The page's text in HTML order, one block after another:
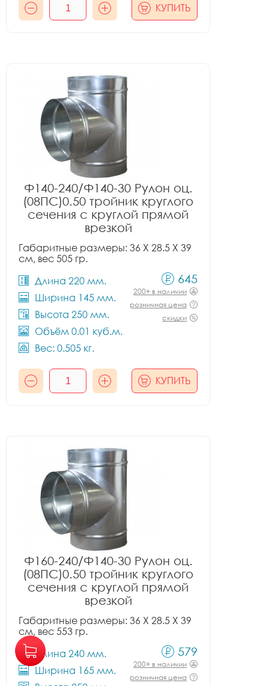
КУПИТЬ
Ф140-240/Ф140-30 Рулон оц.
(08ПС)0.50 тройник круглого
сечения с круглой прямой
врезкой
Габаритные размеры: 36 X 28.5 X 39
см, вес 505 гр.
Длина 220 мм.
Ширина 145 мм.
Высота 250 мм.
Объём 0.01 куб.м.
Вес: 0.505 кг.
645
200+ в наличии
розничная цена
скидки
КУПИТЬ
Ф160-240/Ф140-30 Рулон оц.
(08ПС)0.50 тройник круглого
сечения с круглой прямой
врезкой
Габаритные размеры: 36 X 28.5 X 39
см, вес 553 гр.
Длина 240 мм.
Ширина 165 мм.
579
200+ в наличии
розничная цена